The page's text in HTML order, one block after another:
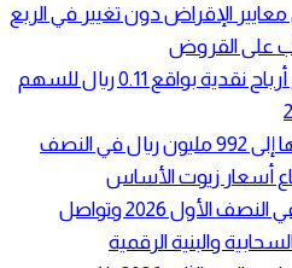
الإقراض دون تغيير في الربع
على القروض
ثوب الأصيل تقر توزيع أرباح نقدية بواقع 0.11 ريال للسهم
لوبريف تضاعف أرباحها إلى 992 مليون ريال في النصف
stc تؤكد قوة أدائها في النصف الأول 2026 وتواصل
والبنية الرقمية